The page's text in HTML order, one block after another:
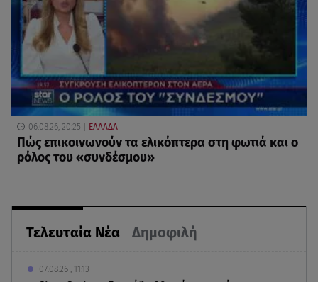
Τελευταία Νέα Δημοφιλή
07.08.26 , 11:13
06.08.26, 20:25 ΕΛΛΑΔΑ
Πώς επικοινωνούν τα ελικόπτερα στη φωτιά και ο
ρόλος του «συνδέσμου»